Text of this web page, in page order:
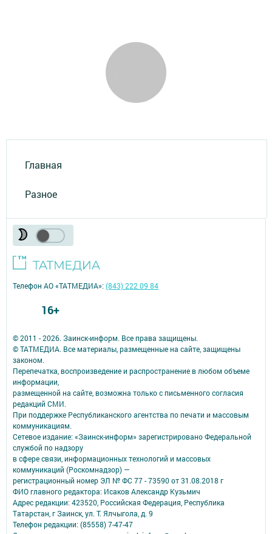
Главная
Разное
© 2011 - 2026. Заинск-информ. Все права защищены.
© ТАТМЕДИА. Все материалы, размещенные на сайте, защищены
законом.
Перепечатка, воспроизведение и распространение в любом объеме
информации,
размещенной на сайте, возможна только с письменного согласия
редакций СМИ.
При поддержке Республиканского агентства по печати и массовым
коммуникациям.
Сетевое издание: «Заинск-информ» зарегистрировано Федеральной
службой по надзору
в сфере связи, информационных технологий и массовых
коммуникаций (Роскомнадзор) —
регистрационный номер ЭЛ № ФС 77 - 73590 от 31.08.2018 г
ФИО главного редактора: Исаков Александр Кузьмич
Адрес редакции: 423520, Российская Федерация, Республика
Татарстан, г Заинск, ул. Т. Ялчыгола, д. 9
Телефон редакции: (85558) 7-47-47
Телефон АО «ТАТМЕДИА»:(843) 222 09 84
16+